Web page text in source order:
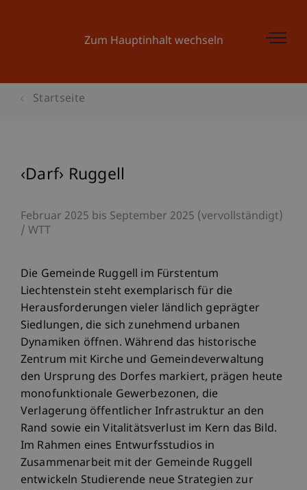
Zum Hauptinhalt wechseln
Startseite
‹Darf› Ruggell
Februar 2025 bis September 2025 (vervollständigt)
WTT
Die Gemeinde Ruggell im Fürstentum
Liechtenstein steht exemplarisch für die
Herausforderungen vieler ländlich geprägter
Siedlungen, die sich zunehmend urbanen
Dynamiken öffnen. Während das historische
Zentrum mit Kirche und Gemeindeverwaltung
den Ursprung des Dorfes markiert, prägen heute
monofunktionale Gewerbezonen, die
Verlagerung öffentlicher Infrastruktur an den
Rand sowie ein Vitalitätsverlust im Kern das Bild.
Im Rahmen eines Entwurfsstudios in
Zusammenarbeit mit der Gemeinde Ruggell
entwickeln Studierende neue Strategien zur